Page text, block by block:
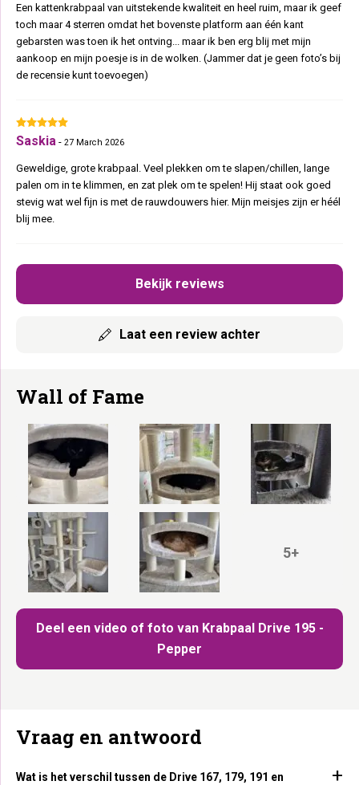
Bekijk reviews
Laat een review achter
Een kattenkrabpaal van uitstekende kwaliteit en heel ruim, maar ik geef
toch maar 4 sterren omdat het bovenste platform aan één kant
gebarsten was toen ik het ontving... maar ik ben erg blij met mijn
aankoop en mijn poesje is in de wolken. (Jammer dat je geen foto’s bij
de recensie kunt toevoegen)
Saskia - 27 March 2026
Geweldige, grote krabpaal. Veel plekken om te slapen/chillen, lange
palen om in te klimmen, en zat plek om te spelen! Hij staat ook goed
stevig wat wel fijn is met de rauwdouwers hier. Mijn meisjes zijn er héél
blij mee.
Wall of Fame
Deel een video of foto van Krabpaal Drive 195 -
Pepper
5+
Vraag en antwoord
Wat is het verschil tussen de Drive 167, 179, 191 en